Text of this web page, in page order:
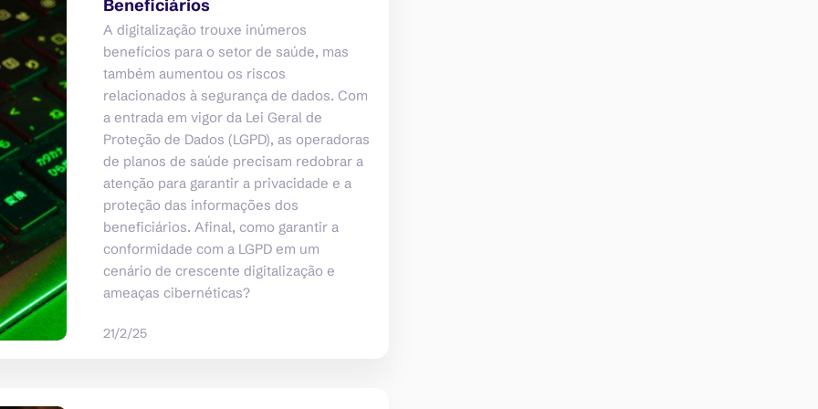
Beneficiários
A digitalização trouxe inúmeros
benefícios para o setor de saúde, mas
também aumentou os riscos
relacionados à segurança de dados. Com
a entrada em vigor da Lei Geral de
Proteção de Dados (LGPD), as operadoras
de planos de saúde precisam redobrar a
atenção para garantir a privacidade e a
proteção das informações dos
beneficiários. Afinal, como garantir a
conformidade com a LGPD em um
cenário de crescente digitalização e
ameaças cibernéticas?
21/2/25